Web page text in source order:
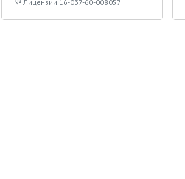
№ Лицензии 16-037-60-008057